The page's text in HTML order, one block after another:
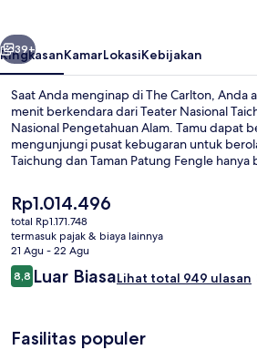
Berikutnya
39+
RingkasanKamarLokasiKebijakan
Saat Anda menginap di The Carlton, Anda
menit berkendara dari Teater Nasional
Nasional Pengetahuan Alam. Tamu dapat
mengunjungi pusat kebugaran untuk
Taichung dan Taman Patung Fengle hanya
Harga
saat
ini
Rp1.014.496
Rp1.014.496
total Rp1.171.748
termasuk pajak & biaya lainnya
21 Agu - 22 Agu
Ulasan
8,88,8 dari 10
Luar BiasaLihat total 949 ulasan
Fasilitas populer